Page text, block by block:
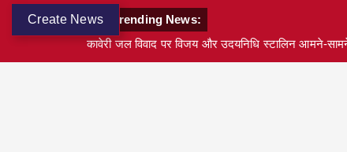
Create News
Trending News:
कावेरी जल विवाद पर विजय और उदयनिधि स्टालिन आमने-